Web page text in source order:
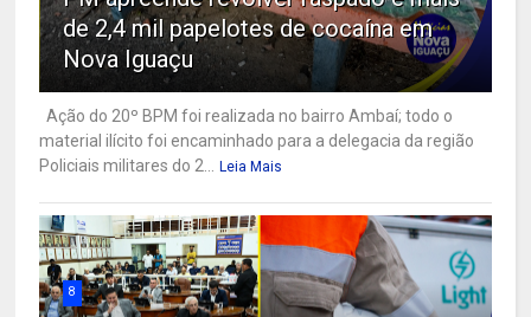
de 2,4 mil papelotes de cocaína em
Nova Iguaçu
Ação do 20º BPM foi realizada no bairro Ambaí; todo o
material ilícito foi encaminhado para a delegacia da região
Policiais militares do 2...
Leia Mais
8